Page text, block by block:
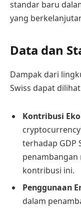
standar baru
yang
Data dan
Dampak dari
Swiss dapat
Kontribusi
terhadap GDP
kontribusi ini.
Penggunaan
dalam